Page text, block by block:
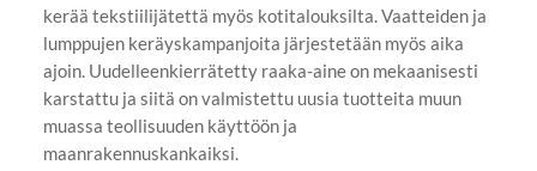
kerää tekstiilijätettä myös kotitalouksilta. Vaatteiden ja
lumppujen keräyskampanjoita järjestetään myös aika
ajoin. Uudelleenkierrätetty raaka-aine on mekaanisesti
karstattu ja siitä on valmistettu uusia tuotteita muun
muassa teollisuuden käyttöön ja
maanrakennuskankaiksi.